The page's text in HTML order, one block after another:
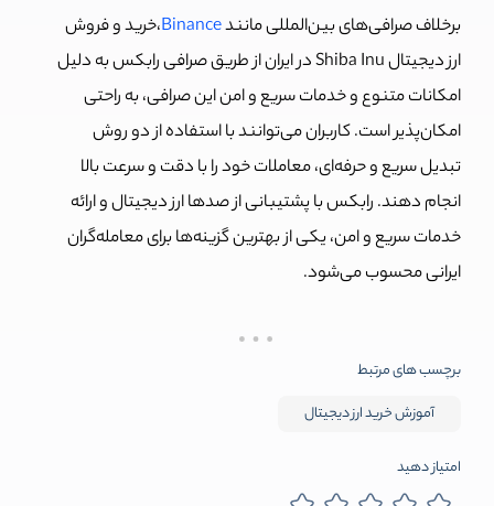
برخلاف صرافی‌های بین‌المللی مانندBinance،خرید و فروش
ارز دیجیتال Shiba Inu در ایران از طریق صرافی رابکس به دلیل
امکانات متنوع و خدمات سریع و امن این صرافی، به راحتی
امکان‌پذیر است. کاربران می‌توانند با استفاده از دو روش
تبدیل سریع و حرفه‌ای، معاملات خود را با دقت و سرعت بالا
انجام دهند. رابکس با پشتیبانی از صدها ارز دیجیتال و ارائه
خدمات سریع و امن، یکی از بهترین گزینه‌ها برای معامله‌گران
ایرانی محسوب می‌شود.
برچسب های مرتبط
آموزش خرید ارز دیجیتال
امتیاز دهید